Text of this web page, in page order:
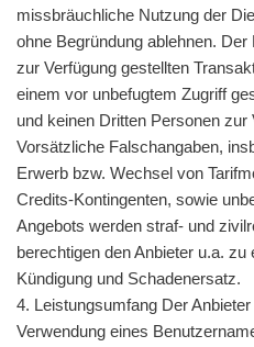
missbräuchliche Nutzung der
ohne Begründung ablehnen.
zur Verfügung gestellten
einem vor unbefugtem Zugriff
und keinen Dritten Personen zur
Vorsätzliche Falschangaben,
Erwerb bzw. Wechsel von
Credits-Kontingenten, sowie
Angebots werden straf- und
berechtigen den Anbieter u.a.
Kündigung und Schadenersatz.
4. Leistungsumfang Der
Verwendung eines